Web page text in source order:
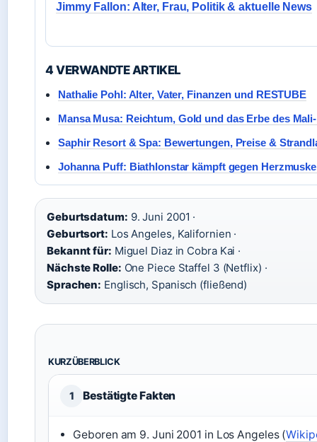
Jimmy Fallon: Alter, Frau, Politik & aktuelle News
4 VERWANDTE ARTIKEL
Nathalie Pohl: Alter, Vater, Finanzen und RESTUBE
Mansa Musa: Reichtum, Gold und das Erbe des
Saphir Resort & Spa: Bewertungen, Preise &
Johanna Puff: Biathlonstar kämpft gegen
Geburtsdatum: 9. Juni 2001 ·
Geburtsort: Los Angeles, Kalifornien ·
Bekannt für: Miguel Diaz in Cobra Kai ·
Nächste Rolle: One Piece Staffel 3 (Netflix) ·
Sprachen: Englisch, Spanisch (fließend)
KURZÜBERBLICK
1 Bestätigte Fakten
Geboren am 9. Juni 2001 in Los Angeles (